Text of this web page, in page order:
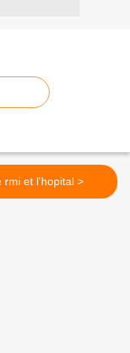
le rmi et l'hopital >